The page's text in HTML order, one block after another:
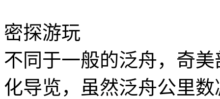
密探游玩
不同于一般的泛舟，奇
化导览，虽然泛舟公里